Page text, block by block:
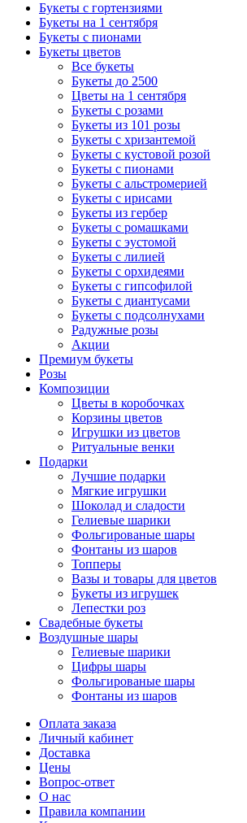
Букеты с гортензиями
Букеты на 1 сентября
Букеты с пионами
Букеты цветов
Все букеты
Букеты до 2500
Цветы на 1 сентября
Букеты с розами
Букеты из 101 розы
Букеты с хризантемой
Букеты с кустовой розой
Букеты с пионами
Букеты с альстромерией
Букеты с ирисами
Букеты из гербер
Букеты с ромашками
Букеты с эустомой
Букеты с лилией
Букеты с орхидеями
Букеты с гипсофилой
Букеты с диантусами
Букеты с подсолнухами
Радужные розы
Акции
Премиум букеты
Розы
Композиции
Цветы в коробочках
Корзины цветов
Игрушки из цветов
Ритуальные венки
Подарки
Лучшие подарки
Мягкие игрушки
Шоколад и сладости
Гелиевые шарики
Фольгированые шары
Фонтаны из шаров
Топперы
Вазы и товары для цветов
Букеты из игрушек
Лепестки роз
Свадебные букеты
Воздушные шары
Гелиевые шарики
Цифры шары
Фольгированые шары
Фонтаны из шаров
Оплата заказа
Личный кабинет
Доставка
Цены
Вопрос-ответ
О нас
Правила компании